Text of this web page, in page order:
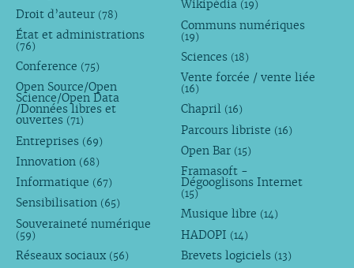
Droit d’auteur (78)
État et administrations
(76)
Conference (75)
Open Source/Open
Science/Open Data
/Données libres et
ouvertes (71)
Entreprises (69)
Innovation (68)
Informatique (67)
Sensibilisation (65)
Souveraineté numérique
(59)
Réseaux sociaux (56)
Wikipédia (19)
Communs numériques
(19)
Sciences (18)
Vente forcée / vente liée
(16)
Chapril (16)
Parcours libriste (16)
Open Bar (15)
Framasoft -
Dégooglisons Internet
(15)
Musique libre (14)
HADOPI (14)
Brevets logiciels (13)